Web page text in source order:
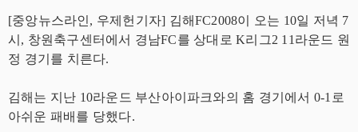
[중앙뉴스라인, 우제헌기자] 김해FC2008이 오는 10일 저녁 7
시, 창원축구센터에서 경남FC를 상대로 K리그2 11라운드 원
정 경기를 치른다.
김해는 지난 10라운드 부산아이파크와의 홈 경기에서 0-1로
아쉬운 패배를 당했다.